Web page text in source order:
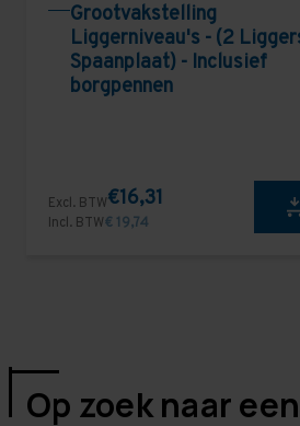
Grootvakstelling
Liggerniveau's - (2
Spaanplaat) - Inclusief
borgpennen
Excl. BTW€16,31
Incl. BTW€ 19,74
Op zoek naar